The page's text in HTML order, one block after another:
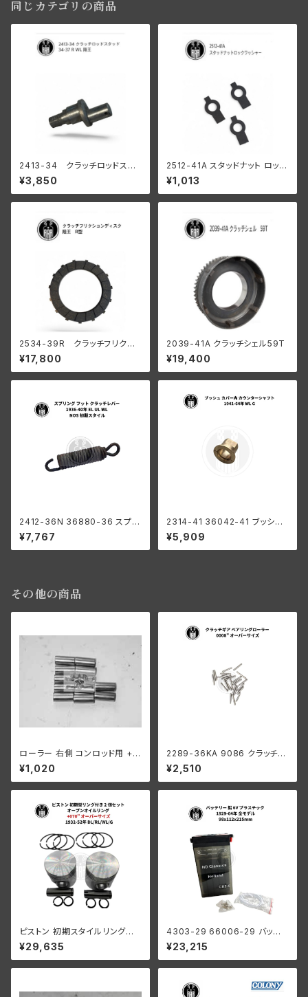
同じカテゴリの商品
2413-34 クラッチロッドスタ
ッド 1934-37 R WL
陸王
¥3,850
2512-41A スタッドナット ロック
ワッシャー 3個入
¥1,013
2534-39R クラッチフリクシ
ョンディスク 陸王 R型 RQ
¥17,800
2039-41A クラッチシェル59T
¥19,400
2412-36N 36880-36 スプリ
ング フット クラッチレバー ハー
レーダビッドソン 1936-40年 E
L UL WL NOS 初期スタイル
¥7,767
2314-41 36042-41 ブッシン
グ カバー内 カウンターシャフト
ハーレー 1941-64年 WL G
¥5,909
その他の商品
ローラー 右側 コンロッド用 +0
008 オーバーサイズ 12個入り
ハーレーダビッドソン 1929-73
年 DL RL WL G エンジン
¥1,020
2289-36KA 9086 クラッチギ
ア ベアリングローラー 0008"
オーバーサイズ 24個 ハーレー
ダビッドソン
¥2,510
ピストン 初期スタイルリング付
き 2 個セット オープン オイル リ
ング +070" OS 1932-52年 D
L/RL/WL/G
¥29,635
4303-29 66006-29 バッテリ
ー 6V プラスチック 1929-64年
98x112x215mm
¥23,215